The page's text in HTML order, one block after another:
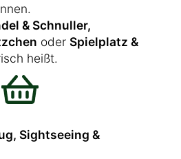
& Schnuller,
oder Spielplatz &
heißt.
Sightseeing &